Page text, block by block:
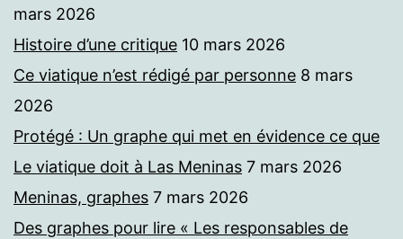
mars 2026
Histoire d’une critique 10 mars 2026
Ce viatique n’est rédigé par personne 8 mars
2026
Protégé : Un graphe qui met en évidence ce que
Le viatique doit à Las Meninas 7 mars 2026
Meninas, graphes 7 mars 2026
Des graphes pour lire « Les responsables de